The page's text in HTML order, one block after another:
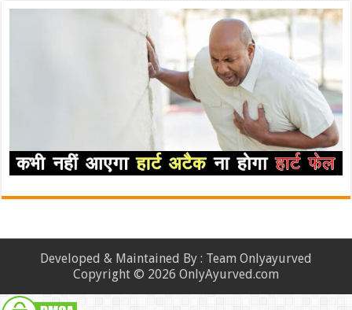
Developed & Maintained By : Team Onlyayurved
Copyright © 2026 OnlyAyurved.com